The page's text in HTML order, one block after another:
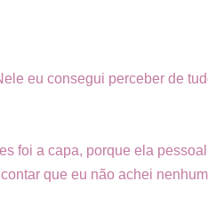
eu consegui perceber de
foi a capa, porque ela
que eu não achei